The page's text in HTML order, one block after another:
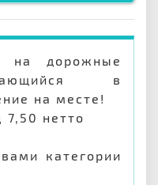
на дорожные
в
на месте!
нетто
категории